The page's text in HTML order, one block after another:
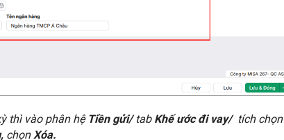
thì vào phân hệ Tiền gửi/tab Khế ước đi vay/ tích chọn
chọnXóa.